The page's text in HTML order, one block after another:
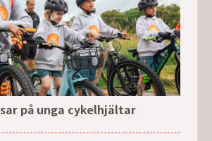
på unga cykelhjältar